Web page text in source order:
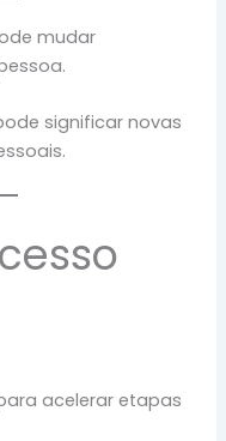
mudar
significar novas
acelerar etapas